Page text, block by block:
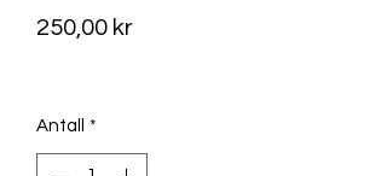
250,00 krPris
Antall *